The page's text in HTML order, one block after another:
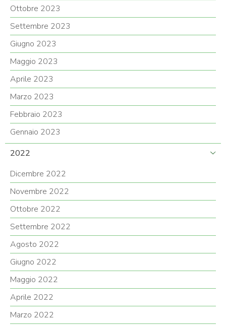
Ottobre 2023
Settembre 2023
Giugno 2023
Maggio 2023
Aprile 2023
Marzo 2023
Febbraio 2023
Gennaio 2023
2022
Dicembre 2022
Novembre 2022
Ottobre 2022
Settembre 2022
Agosto 2022
Giugno 2022
Maggio 2022
Aprile 2022
Marzo 2022